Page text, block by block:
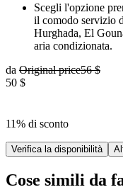
Scegli l'opzione
il comodo servizio
Hurghada, El
aria condizionata.
da Original price56 $
50 $
11% di sconto
Verifica la disponibilità
Cose simili da